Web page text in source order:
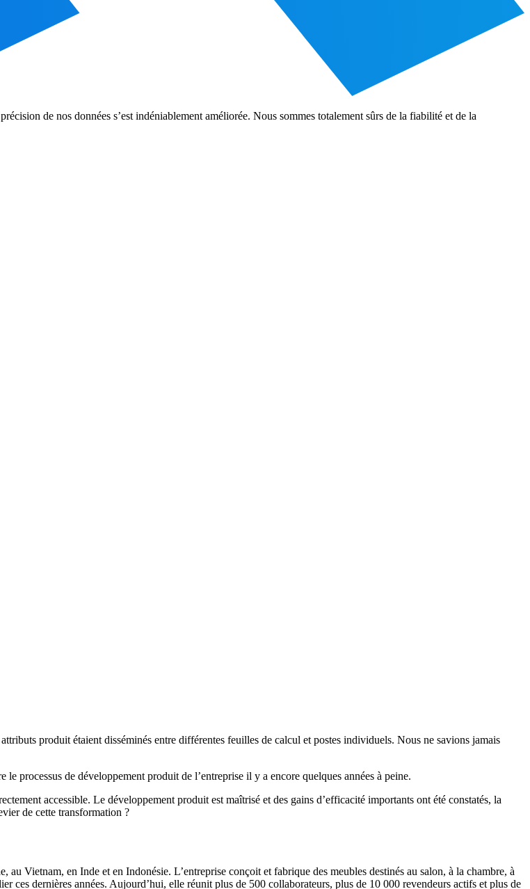
de nos données s’est indéniablement améliorée. Nous sommes totalement sûrs de la fiabilité et de la
produit étaient disséminés entre différentes feuilles de calcul et postes individuels. Nous ne savions jamais
le processus de développement produit de l’entreprise il y a encore quelques années à peine.
accessible. Le développement produit est maîtrisé et des gains d’efficacité importants ont été constatés, la
de cette transformation ?
Vietnam, en Inde et en Indonésie. L’entreprise conçoit et fabrique des meubles destinés au salon, à la chambre, à
ces dernières années. Aujourd’hui, elle réunit plus de 500 collaborateurs, plus de 10 000 revendeurs actifs et plus de